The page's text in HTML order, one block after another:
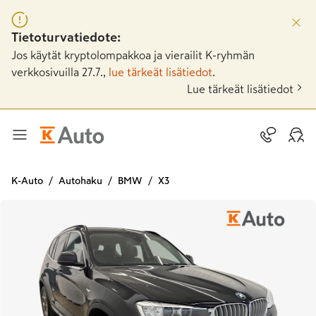
Tietoturvatiedote:
Jos käytät kryptolompakkoa ja vierailit K-ryhmän
verkkosivuilla 27.7.,
lue tärkeät lisätiedot
Lue tärkeät lisätiedot
K-Auto Autohaku BMW X3